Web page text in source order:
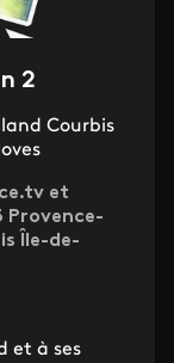
2
Courbis
et
Provence-
Île-de-
et à ses